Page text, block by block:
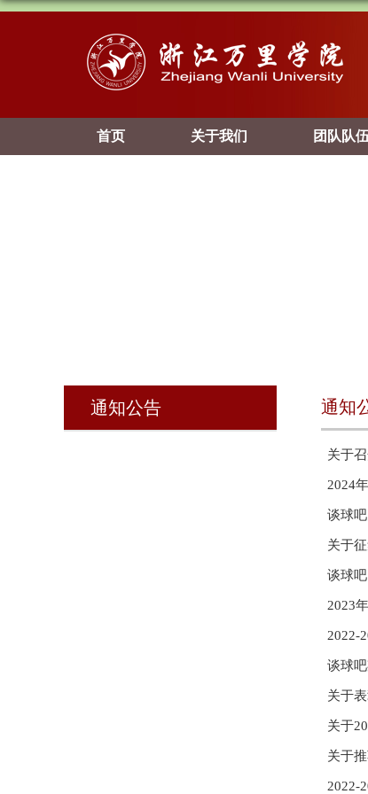
首页 关于我们 团队队伍
通知公告 通知
关于
2024
谈球
关于
谈球
2022-
谈球
关于
关于
关于
2022-